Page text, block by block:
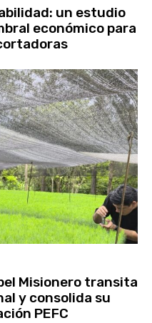
un estudio
económico para
Misionero transita
y consolida su
PEFC